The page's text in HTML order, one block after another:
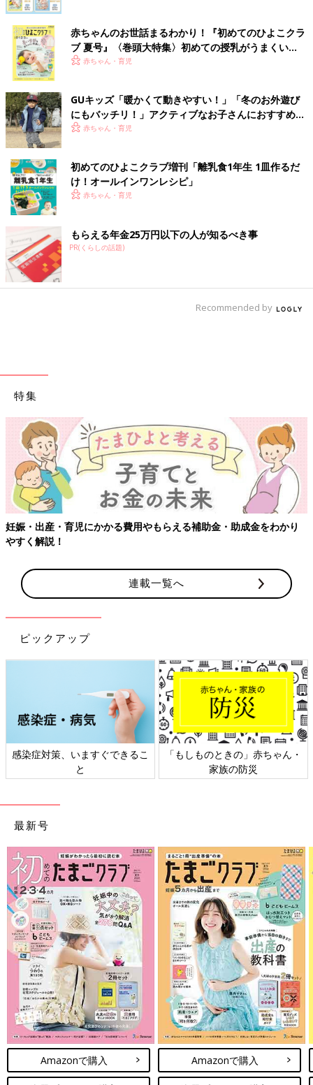
赤ちゃんのお世話まるわかり！『初めてのひよこクラ
ブ 夏号』〈巻頭大特集〉初めての授乳がうまくい
く！ おっぱい・ミルクの基本と夏のトラブル 解決テ
赤ちゃん・育児
GUキッズ「暖かくて動きやすい！」「冬のお外遊び
にもバッチリ！」アクティブなお子さんにおすすめ★
買うべき5選
赤ちゃん・育児
初めてのひよこクラブ増刊「離乳食1年生 1皿作るだ
け！オールインワン​レシピ」
赤ちゃん・育児
もらえる年金25万円以下の人が知るべき事
PR(くらしの話題)
Recommended by
特集
妊娠・出産・育児にかかる費用やもらえる補助金・助成金をわかり
やすく解説！
連載一覧へ
ピックアップ
感染症対策、いますぐできるこ
と
「もしものときの」赤ちゃん・
家族の防災
最新号
Amazonで購入 Amazonで購入